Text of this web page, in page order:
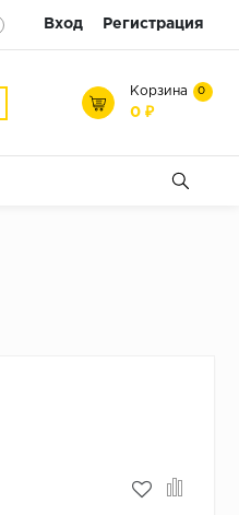
Вход Регистрация
Корзина 0
0 ₽